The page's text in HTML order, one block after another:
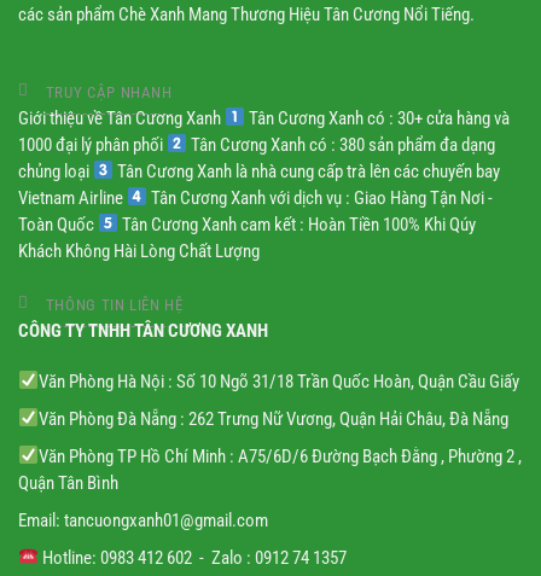
các sản phẩm Chè Xanh Mang Thương Hiệu Tân Cương Nổi Tiếng.
TRUY CẬP NHANH
Giới thiệu về Tân Cương Xanh
Tân Cương Xanh có : 30+ cửa hàng và
1000 đại lý phân phối
Tân Cương Xanh có : 380 sản phẩm đa dạng
chủng loại
Tân Cương Xanh là nhà cung cấp trà lên các chuyến bay
Vietnam Airline
Tân Cương Xanh với dịch vụ : Giao Hàng Tận Nơi -
Toàn Quốc
Tân Cương Xanh cam kết : Hoàn Tiền 100% Khi Qúy
Khách Không Hài Lòng Chất Lượng
THÔNG TIN LIÊN HỆ
CÔNG TY TNHH TÂN CƯƠNG XANH
Văn Phòng Hà Nội : Số 10 Ngõ 31/18 Trần Quốc Hoàn, Quận Cầu Giấy
Văn Phòng Đà Nẵng : 262 Trưng Nữ Vương, Quận Hải Châu, Đà Nẵng
Văn Phòng TP Hồ Chí Minh : A75/6D/6 Đường Bạch Đằng , Phường 2 ,
Quận Tân Bình
Email: tancuongxanh01@gmail.com
Hotline: 0983 412 602 - Zalo : 0912 74 1357